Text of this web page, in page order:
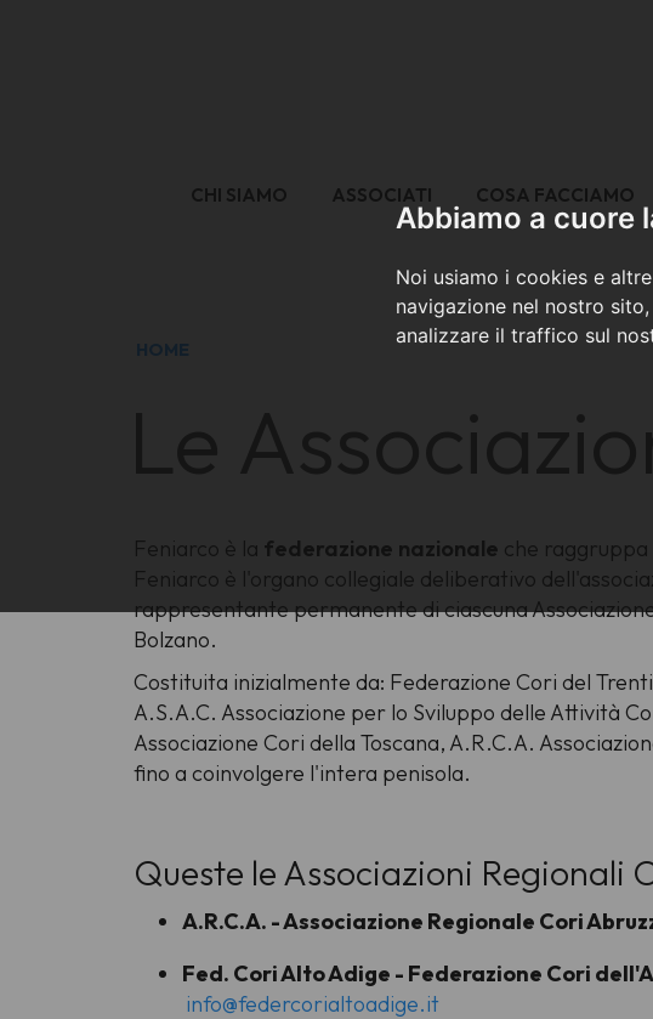
Abbiamo a cuore
Noi usiamo i cookies e
navigazione nel nostro
analizzare il traffico sul
CHI SIAMO ASSOCIATI COSA FACCIAMO
HOME
Le
Feniarco è la federazione nazionale che
Feniarco è l'organo collegiale deliberativo
rappresentante permanente di ciascuna
Bolzano.
Costituita inizialmente da: Federazione Cori del
A.S.A.C. Associazione per lo Sviluppo delle Attività
Associazione Cori della Toscana, A.R.C.A.
fino a coinvolgere l'intera penisola.
Queste le Associazioni Regionali
A.R.C.A. - Associazione Regionale Cori
Fed. Cori Alto Adige - Federazione Cori
info@federcorialtoadige.it